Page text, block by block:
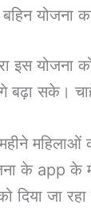
योजना
इस
सके। चाहे
महिलाओं
के app के
दिया जा रहा